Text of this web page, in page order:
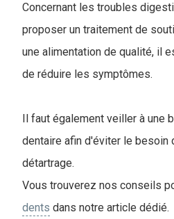
Concernant les troubles
proposer un traitement de
une alimentation de qualité, il
de réduire les symptômes.
l faut également veiller à une
dentaire afin d'éviter le besoin
détartrage.
Vous trouverez nos conseils
dents dans notre article dédié.